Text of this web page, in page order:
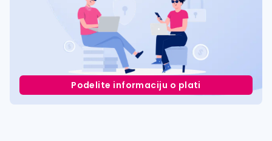
Podelite informaciju o plati